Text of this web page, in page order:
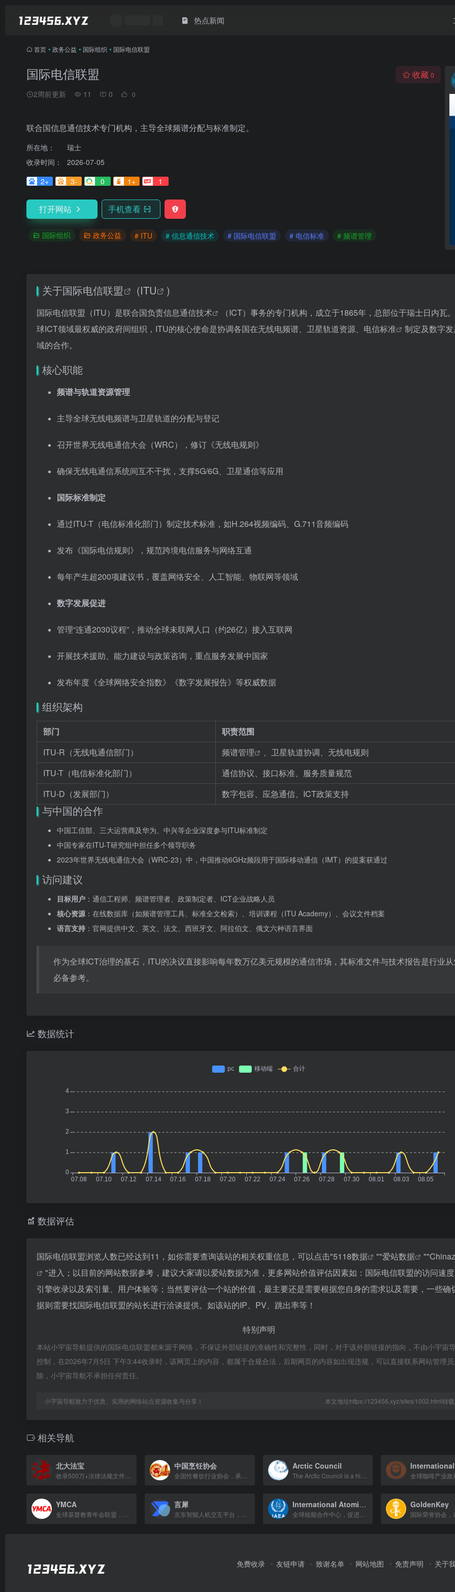
热点新闻
首页 • 政务公益 • 国际组织 • 国际电信联盟
国际电信联盟
2周前更新 11 0 0
收藏 0
联合国信息通信技术专门机构，主导全球频谱分配与标准制定。
所在地：
瑞士
收录时间：
2026-07-05
2+
3- 0 1+ 1
打开网站 手机查看
国际组织 政务公益 # ITU # 信息通信技术 # 国际电信联盟 # 电信标准 # 频谱管理
关于国际电信联盟 (ITU )
国际电信联盟（ITU）是联合国负责信息通信技术
（ICT）事务的专门机构，成立于1865年，总部位于瑞士日内瓦
球ICT领域最权威的政府间组织，ITU的核心使命是协调各国在无线电频谱、卫星轨道资源、 电信标准
制定及数字
域的合作。
核心职能
频谱与轨道资源管理
主导全球无线电频谱与卫星轨道的分配与登记
召开世界无线电通信大会（WRC），修订《无线电规则》
确保无线电通信系统间互不干扰，支撑5G/6G、卫星通信等应用
国际标准制定
通过ITU-T（电信标准化部门）制定技术标准，如H.264视频编码、G.711音频编码
发布《国际电信规则》，规范跨境电信服务与网络互通
每年产生超200项建议书，覆盖网络安全、人工智能、物联网等领域
数字发展促进
管理“连通2030议程”，推动全球未联网人口（约26亿）接入互联网
开展技术援助、能力建设与政策咨询，重点服务发展中国家
发布年度《全球网络安全指数》《数字发展报告》等权威数据
组织架构
部门
职责范围
ITU-R（无线电通信部门）
频谱管理
、卫星轨道协调、无线电规则
ITU-T（电信标准化部门）
通信协议、接口标准、服务质量规范
ITU-D（发展部门）
数字包容、应急通信、ICT政策支持
与中国的合作
中国工信部、三大运营商及华为、中兴等企业深度参与ITU标准制定
中国专家在ITU-T研究组中担任多个领导职务
2023年世界无线电通信大会（WRC-23）中，中国推动6GHz频段用于国际移动通信（IMT）的提案获通过
访问建议
目标用户 ：通信工程师、频谱管理者、政策制定者、ICT企业战略人员
核心资源：在线数据库（如频谱管理工具、标准全文检索）、培训课程（ITU Academy）、会议文件档案
语言支持 ：官网提供中文、英文、法文、西班牙文、阿拉伯文、俄文六种语言界面
作为全球ICT治理的基石，ITU的决议直接影响每年数万亿美元规模的通信市场，其标准文件与技术报告是行业
必备参考。
数据统计
数据评估
国际电信联盟浏览人数已经达到11，如你需要查询该站的相关权重信息，可以点击"5118数据 ""爱站数据 ""
"进入；以目前的网站数据参考，建议大家请以爱站数据为准，更多网站价值评估因素如：国际电信联盟的访问速
引擎收录以及索引量、用户体验等；当然要评估一个站的价值，最主要还是需要根据您自身的需求以及需要，一些确
据则需要找国际电信联盟的站长进行洽谈提供。如该站的IP、PV、跳出率等！
特别声明
本站小宇宙导航提供的国际电信联盟都来源于网络，不保证外部链接的准确性和完整性，同时，对于该外部链接的指向，不由小宇宙
控制，在2026年7月5日 下午3:44收录时，该网页上的内容，都属于合规合法，后期网页的内容如出现违规，可以直接联系网站管理
除，小宇宙导航不承担任何责任。
小宇宙导航致力于优质、实用的网络站点资源收集与分享！ 本文地址https://123456.xyz/sites/1002.html转
相关导航
北大法宝 中国烹饪协会 Arctic Council
YMCA 言犀 International Atomic Energy Agency
全球核能合作中心，促进核技术安全、可靠与和平利用，涵盖能源、健康、农业等领域。
GoldenKey
免费收录 友链申请 致谢名单 网站地图 免责声明 关于